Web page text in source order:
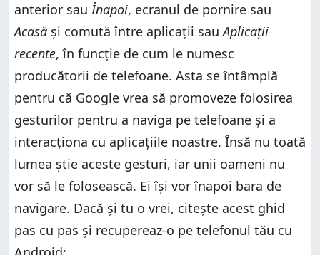
anterior sauÎnapoi, ecranul de pornire sau
Acasă și comută între aplicații sauAplicații
recente, în funcție de cum le numesc
producătorii de telefoane. Asta se întâmplă
pentru că Google vrea să promoveze folosirea
gesturilor pentru a naviga pe telefoane și a
interacționa cu aplicațiile noastre. Însă nu toată
lumea știe aceste gesturi, iar unii oameni nu
vor să le folosească. Ei își vor înapoi bara de
navigare. Dacă și tu o vrei, citește acest ghid
pas cu pas și recupereaz-o pe telefonul tău cu